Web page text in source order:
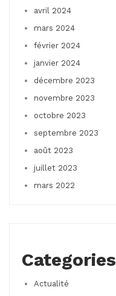
avril 2024
mars 2024
février 2024
janvier 2024
décembre 2023
novembre 2023
octobre 2023
septembre 2023
août 2023
juillet 2023
mars 2022
Categories
Actualité